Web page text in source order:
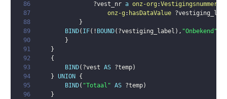
86
?vest_nr a onz-org :Vestigingsnummer
87
onz-g : hasDataValue
88
}
89
BIND( IF( ! BOUND( ?vestiging_label ) , "Onbekend"
90
}
91
}
92
{
93
BIND( ?vest AS ?temp)
94
} UNION
{
95
BIND( "Totaal" AS ?temp)
96
}